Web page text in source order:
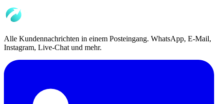
Alle Kundennachrichten in einem Posteingang. WhatsApp, E-Mail,
Instagram, Live-Chat und mehr.